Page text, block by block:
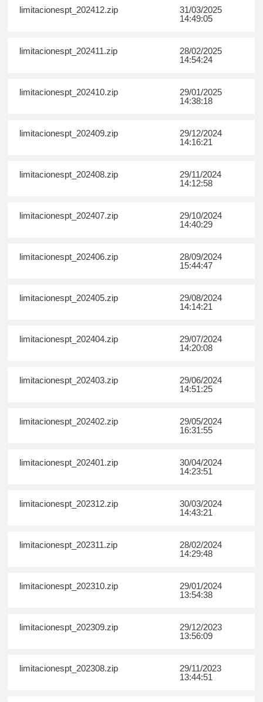
limitacionespt_202412.zip
31/03/2025
14:49:05
limitacionespt_202411.zip
28/02/2025
14:54:24
limitacionespt_202410.zip
29/01/2025
14:38:18
limitacionespt_202409.zip
29/12/2024
14:16:21
limitacionespt_202408.zip
29/11/2024
14:12:58
limitacionespt_202407.zip
29/10/2024
14:40:29
limitacionespt_202406.zip
28/09/2024
15:44:47
limitacionespt_202405.zip
29/08/2024
14:14:21
limitacionespt_202404.zip
29/07/2024
14:20:08
limitacionespt_202403.zip
29/06/2024
14:51:25
limitacionespt_202402.zip
29/05/2024
16:31:55
limitacionespt_202401.zip
30/04/2024
14:23:51
limitacionespt_202312.zip
30/03/2024
14:43:21
limitacionespt_202311.zip
28/02/2024
14:29:48
limitacionespt_202310.zip
29/01/2024
13:54:38
limitacionespt_202309.zip
29/12/2023
13:56:09
limitacionespt_202308.zip
29/11/2023
13:44:51